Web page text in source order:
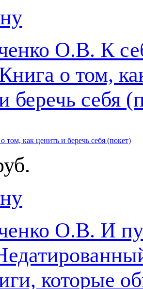
том, как ценить и беречь себя (покет)